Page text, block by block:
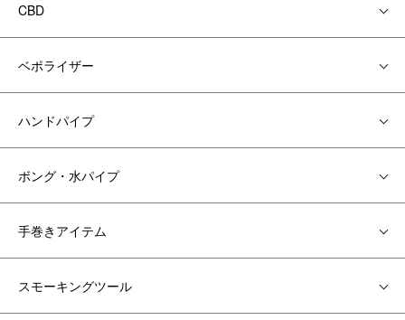
CBD
ベポライザー
ハンドパイプ
ボング・水パイプ
手巻きアイテム
スモーキングツール